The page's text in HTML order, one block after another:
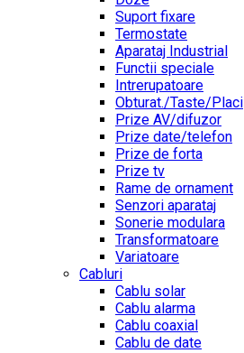
Suport fixare
Termostate
Aparataj Industrial
Functii speciale
Intrerupatoare
Obturat./Taste/Placi
Prize AV/difuzor
Prize date/telefon
Prize de forta
Prize tv
Rame de ornament
Senzori aparataj
Sonerie modulara
Transformatoare
Variatoare
Cabluri
Cablu solar
Cablu alarma
Cablu coaxial
Cablu de date